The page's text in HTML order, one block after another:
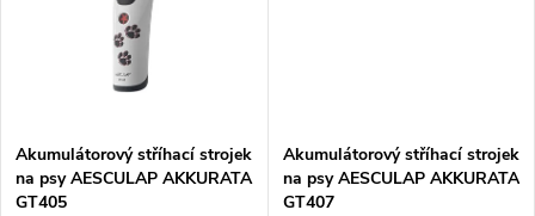
Akumulátorový stříhací strojek
na psy AESCULAP AKKURATA
GT405
Akumulátorový stříhací strojek
na psy AESCULAP AKKURATA
GT407